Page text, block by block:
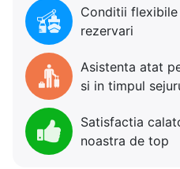
Conditii
rezervari
Asistenta atat
si in timpul
Satisfactia
noastra de top